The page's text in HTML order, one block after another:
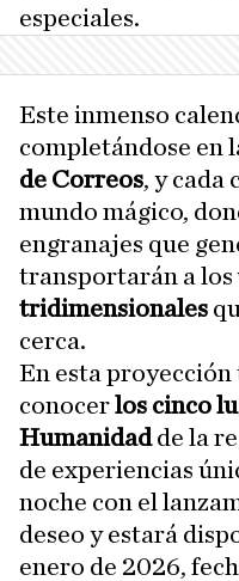
especiales.
Este inmenso
completándose en
de Correos, y cada
mundo mágico,
engranajes que
transportarán a los
tridimensionales
cerca.
En esta
conocerlos cinco
Humanidadde la
de experiencias
noche con el
deseo y estará
enero de 2026,